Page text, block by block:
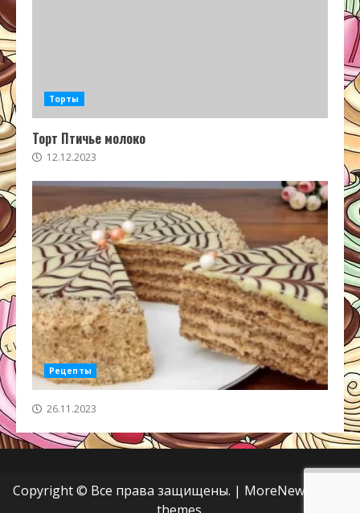
Торты
Торт Птичье молоко
12.12.2023
Рецепты
26.11.2023
Copyright © Все права защищены. | MoreNews